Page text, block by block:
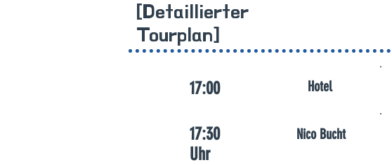
​[Detaillierter
Tourplan]
17:00
17:30
Uhr
Hotel
Nico Bucht